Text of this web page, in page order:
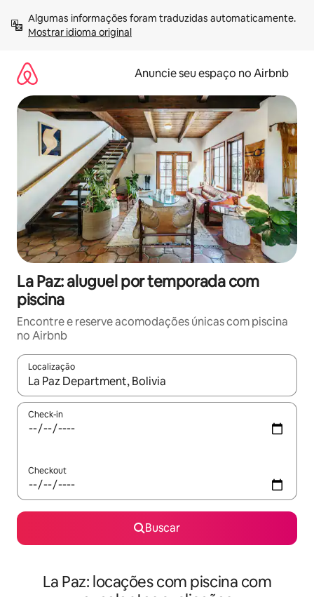
para
Mostrar idioma original
Anuncie seu espaço no Airbnb
La Paz: aluguel por temporada com
piscina
Encontre e reserve acomodações únicas com piscina
no Airbnb
Localização
Quando os resultados estiverem disponíveis, explore-os
Check-in
Checkout
Buscar
La Paz: locações com piscina com